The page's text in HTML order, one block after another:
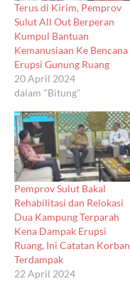
Terus di Kirim, Pemprov
Sulut All Out Berperan
Kumpul Bantuan
Kemanusiaan Ke Bencana
Erupsi Gunung Ruang
20 April 2024
dalam "Bitung"
Pemprov Sulut Bakal
Rehabilitasi dan Relokasi
Dua Kampung Terparah
Kena Dampak Erupsi
Ruang, Ini Catatan Korban
Terdampak
22 April 2024